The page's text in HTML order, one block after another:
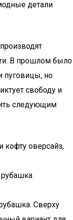
детали
В прошлом было
пуговицы, но
свободу и
следующим
кофту оверсайз,
рубашка
Сверху